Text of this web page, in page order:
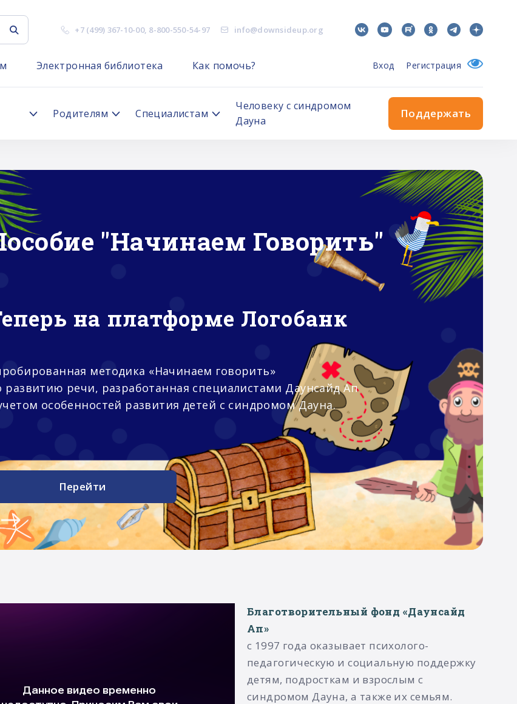
+7 (499) 367-10-00, 8-800-550-54-97 info@downsideup.org
Электронная библиотека Как помочь? Вход Регистрация
Родителям Специалистам
Человеку с синдромом
Дауна
Поддержать
"Начинаем Говорить"
на платформе Логобанк
методика «Начинаем говорить»
развитию речи, разработанная специалистами Даунсайд Ап
особенностей развития детей с синдромом Дауна.
Перейти
Благотворительный фонд «Даунсайд
Ап»
с 1997 года оказывает психолого-
педагогическую и социальную поддержку
детям, подросткам и взрослым с
синдромом Дауна, а также их семьям.​